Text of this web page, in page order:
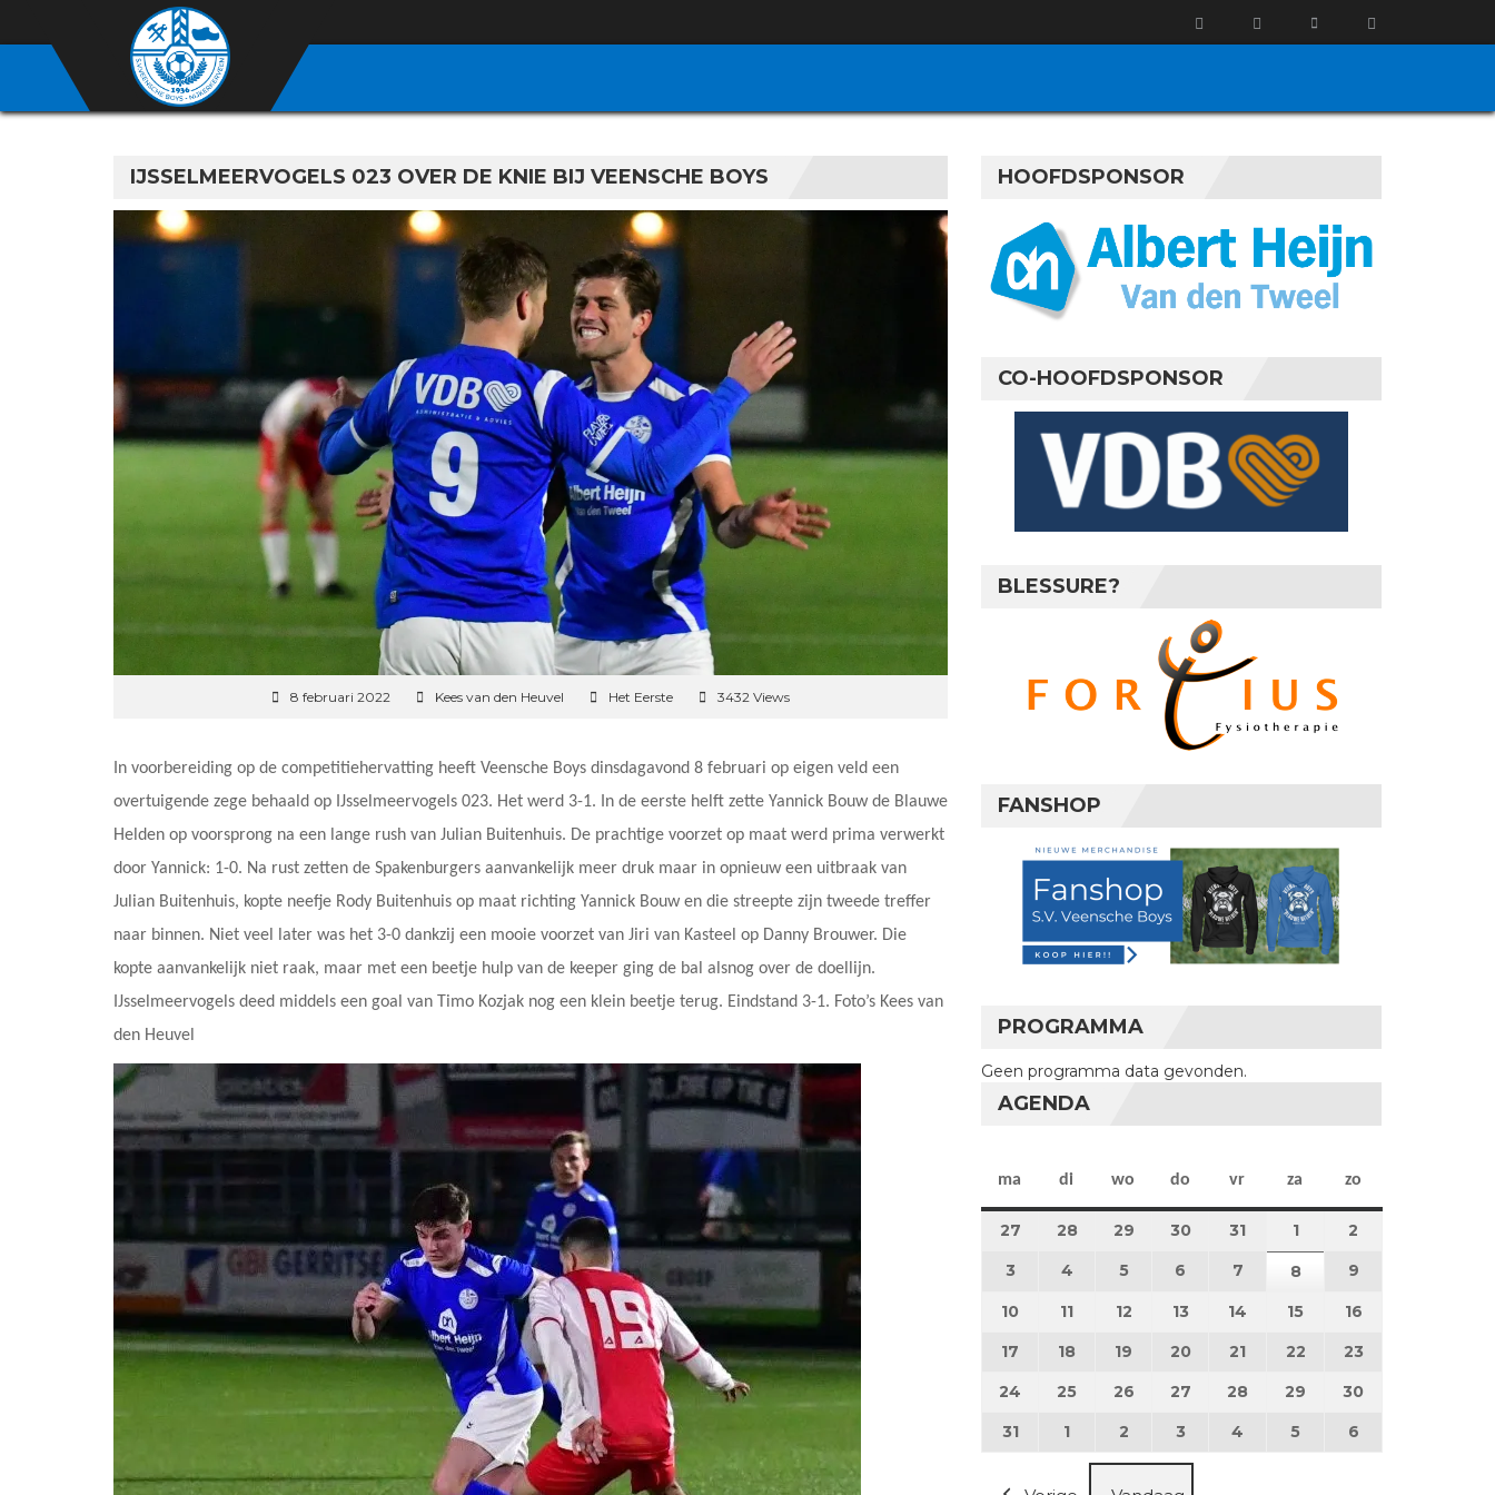
IJSSELMEERVOGELS 023 OVER DE KNIE BIJ VEENSCHE BOYS
8 februari 2022 Kees van den Heuvel Het Eerste 3432 Views
In voorbereiding op de competitiehervatting heeft Veensche Boys dinsdagavond 8 februari op eigen veld een
overtuigende zege behaald op IJsselmeervogels 023. Het werd 3-1. In de eerste helft zette Yannick Bouw de Blauwe
Helden op voorsprong na een lange rush van Julian Buitenhuis. De prachtige voorzet op maat werd prima verwerkt
door Yannick: 1-0. Na rust zetten de Spakenburgers aanvankelijk meer druk maar in opnieuw een uitbraak van
Julian Buitenhuis, kopte neefje Rody Buitenhuis op maat richting Yannick Bouw en die streepte zijn tweede treffer
naar binnen. Niet veel later was het 3-0 dankzij een mooie voorzet van Jiri van Kasteel op Danny Brouwer. Die
kopte aanvankelijk niet raak, maar met een beetje hulp van de keeper ging de bal alsnog over de doellijn.
IJsselmeervogels deed middels een goal van Timo Kozjak nog een klein beetje terug. Eindstand 3-1. Foto’s Kees van
den Heuvel
HOOFDSPONSOR
CO-HOOFDSPONSOR
BLESSURE?
FANSHOP
PROGRAMMA
Geen programma data gevonden.
AGENDA
ma maandag
di dinsdag
wo woensdag
do donderdag
vr vrijdag
za zaterdag
zo
27 27 juli 2026
28 28 juli 2026
29 29 juli 2026
3030 juli 2026
31 31 juli 2026
11 augustus 2026
2
3 3 augustus 2026
4 4 augustus 2026
55 augustus 2026
6 6 augustus 2026
7 7 augustus 2026
88 augustus 2026
9
10 10 augustus 2026
11 11 augustus 2026
12 12 augustus 2026
13 13 augustus 2026
14 14 augustus 2026
15 15 augustus 2026
16
17 17 augustus 2026
18 18 augustus 2026
19 19 augustus 2026
20 20 augustus 2026
21 21 augustus 2026
22 22 augustus 2026
23
24 24 augustus 2026
25 25 augustus 2026
26 26 augustus 2026
27 27 augustus 2026
28 28 augustus 2026
29 29 augustus 2026
30
3131 augustus 2026
1 1 september 2026
2 2 september 2026
3 3 september 2026
4 4 september 2026
5 5 september 2026
6